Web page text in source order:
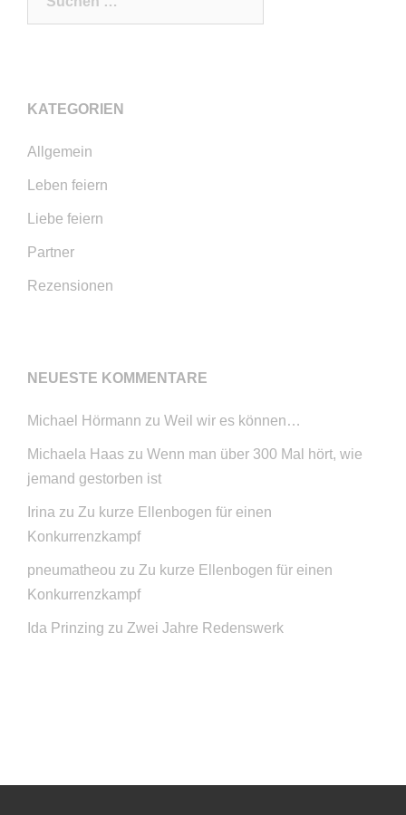
KATEGORIEN
Allgemein
Leben feiern
Liebe feiern
Partner
Rezensionen
NEUESTE KOMMENTARE
Michael Hörmann zu Weil wir es können…
Michaela Haas zu Wenn man über 300 Mal hört, wie
jemand gestorben ist
Irina zu Zu kurze Ellenbogen für einen
Konkurrenzkampf
pneumatheou zu Zu kurze Ellenbogen für einen
Konkurrenzkampf
Ida Prinzing zu Zwei Jahre Redenswerk